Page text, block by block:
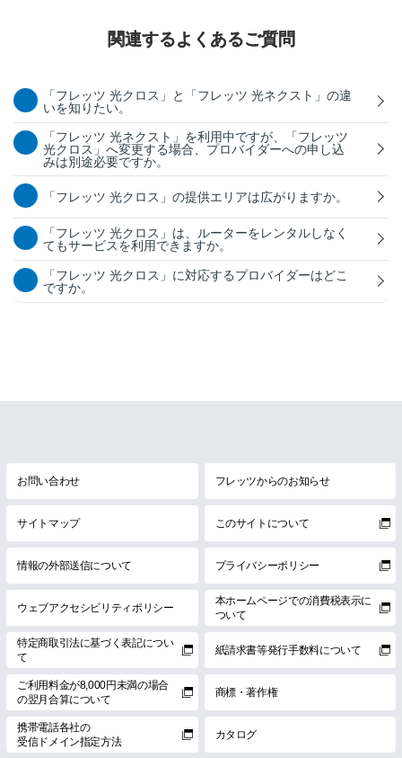
関連するよくあるご質問
「フレッツ 光クロス」と「フレッツ 光ネクスト」の違
いを知りたい。
「フレッツ 光ネクスト」を利用中ですが、「フレッツ
光クロス」へ変更する場合、プロバイダーへの申し込
みは別途必要ですか。
「フレッツ 光クロス」の提供エリアは広がりますか。
「フレッツ 光クロス」は、ルーターをレンタルしなく
てもサービスを利用できますか。
「フレッツ 光クロス」に対応するプロバイダーはどこ
ですか。
お問い合わせ フレッツからのお知らせ
サイトマップ このサイトについて
情報の外部送信について プライバシーポリシー
ウェブアクセシビリティポリシー
本ホームページでの消費税表示に
ついて
特定商取引法に基づく表記につい
て
紙請求書等発行手数料について
ご利用料金が8,000円未満の場合
の翌月合算について
商標・著作権
携帯電話各社の
受信ドメイン指定方法
カタログ